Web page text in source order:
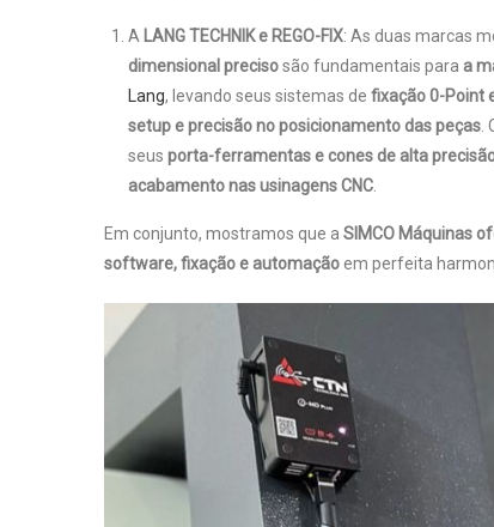
A LANG TECHNIK e REGO-FIX: As duas marcas
dimensional precisosão fundamentais para a
Lang, levando seus sistemas de fixação 0-Point
setup e precisão no posicionamento das peças.
seus porta-ferramentas e cones de alta
acabamento nas usinagens CNC.
Em conjunto, mostramos que a SIMCO Máquinas
software, fixação e automaçãoem perfeita